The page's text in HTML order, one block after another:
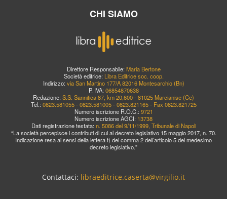
CHI SIAMO
Direttore Responsabile: Maria Bertone
Società editrice: Libra Editrice soc. coop.
Indirizzo: via San Martino 177/A 82016 Montesarchio (Bn)
P. IVA: 06854870638
Redazione: S.S. Sannitica 87, km 20,600 - 81025 Marcianise (Ce)
Tel.: 0823.581055 - 0823.581005 - 0823.821165 - Fax 0823.821725
Numero iscrizione R.O.C.: 9721
Numero iscrizione AGCI: 13738
Dati registrazione testata: n. 5086 del 9/11/1999, Tribunale di Napoli
“La società percepisce i contributi di cui al decreto legislativo 15 maggio 2017, n. 70.
Indicazione resa ai sensi della lettera f) del comma 2 dell’articolo 5 del medesimo
decreto legislativo.”
Contattaci: libraeditrice.caserta@virgilio.it